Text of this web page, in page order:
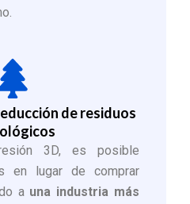
de residuos
3D, es posible
en lugar de comprar
a una industria más